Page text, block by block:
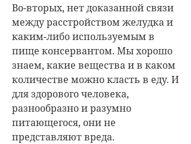
Во-вторых, нет доказанной связи
между расстройством желудка и
каким-либо используемым в
пище консервантом. Мы хорошо
знаем, какие вещества и в каком
количестве можно класть в еду. И
для здорового человека,
разнообразно и разумно
питающегося, они не
представляют вреда.